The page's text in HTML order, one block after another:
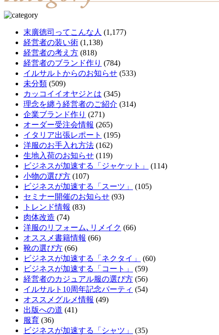
末廣徳司ってこんな人 (1,177)
経営者の装い術 (1,138)
経営者の考え方 (818)
経営者のブランド作り (784)
イルサルトからのお知らせ (533)
未分類 (509)
カッコイイオヤジとは (345)
理念を纏う経営者のご紹介 (314)
企業ブランド作り (271)
オーダー受注会情報 (265)
イタリア出張レポート (195)
洋服のお手入れ方法 (162)
生地入荷のお知らせ (119)
ビジネスが加速する「ジャケット」
(114)
小物の選び方 (107)
ビジネスが加速する「スーツ」
(105)
セミナー開催のお知らせ (93)
トレンド情報 (83)
肉体改造 (74)
洋服のリフォーム､リメイク (66)
オススメ書籍情報 (66)
靴の選び方 (66)
ビジネスが加速する「ネクタイ」
(60)
ビジネスが加速する「コート」
(59)
経営者のカジュアル服の選び方 (56)
イルサルト10周年記念パーティ (54)
オススメグルメ情報 (49)
出版への道 (41)
服育 (36)
ビジネスが加速する「シャツ」
(35)